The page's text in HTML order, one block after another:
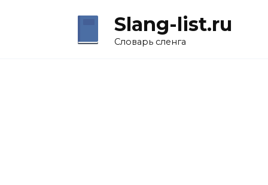
Slang-list.ru
Словарь сленга